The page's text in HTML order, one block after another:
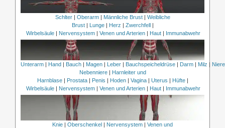
Schlter| Oberarm| Männliche Brust| Weibliche
Brust| Lunge| Herz Zwerchfell
Wirbelsäule
Nervensystem Venen und Arterien Haut Immunabwehr
Unterarm| Hand Bauch| Magen| Leber| Bauchspeicheldrüse| Darm| Milz
Nebenniere|
Harnleiter und
Harnblase| Prostata| Penis Hoden| Vagina| Uterus Hüfte|
Wirbelsäule
Nervensystem Venen und Arterien Haut Immunabwehr
Knie | Oberschenkel | Nervensystem | Venen und